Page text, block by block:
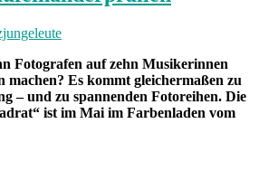
Fotografen auf zehn Musikerinnen
Es kommt gleichermaßen zu
– und zu spannenden Fotoreihen. Die
ist im Mai im Farbenladen vom